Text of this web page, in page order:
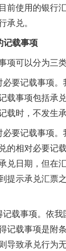
前使用的银行
承兑。
载事项
可以分为三类
记载事项。
载事项包括承
载时，不发生承
记载事项。
的相对必要记
兑日期，但在
提示承兑汇票
载事项。依我
记载事项是附
导致承兑行为